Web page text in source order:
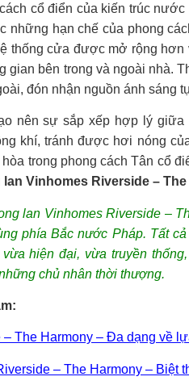
cổ điển của kiến trúc
những hạn chế của phong
thống cửa được mở rộng
gian bên trong và ngoài nhà.
đón nhận nguồn ánh sáng
nên sự sắp xếp hợp lý
khí, tránh được hơi nóng
trong phong cách Tân cổ
Vinhomes Riverside –
lan Vinhomes Riverside –
phía Bắc nước Pháp. Tất
hiện đại, vừa truyền
chủ nhân thời thượng.
The Harmony – Đa dạng về
– The Harmony – Biệt